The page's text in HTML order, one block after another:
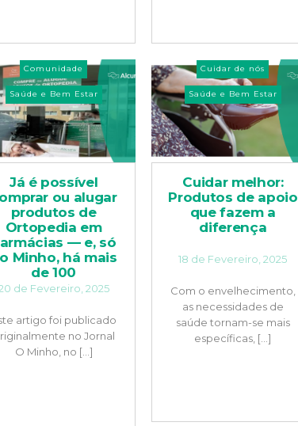
Comunidade
Saúde e Bem Estar
Já é possível
ou alugar
produtos de
Ortopedia em
— e, só
Minho, há mais
de 100
de Fevereiro, 2025
artigo foi publicado
no Jornal
O Minho, no [...]
Cuidar de nós
Saúde e Bem Estar
Cuidar melhor:
Produtos de apoio
que fazem a
diferença
18 de Fevereiro, 2025
Com o envelhecimento,
as necessidades de
saúde tornam-se mais
específicas, [...]